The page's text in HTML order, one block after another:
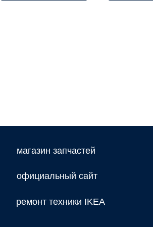
магазин запчастей
официальный сайт
ремонт техники IKEA